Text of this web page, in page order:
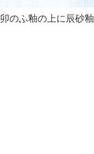
卯のふ釉の上に辰砂釉